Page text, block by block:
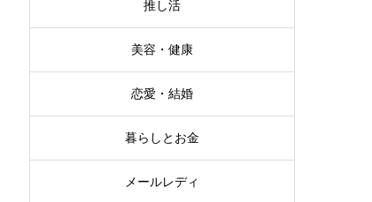
推し活
美容・健康
恋愛・結婚
暮らしとお金
メールレディ